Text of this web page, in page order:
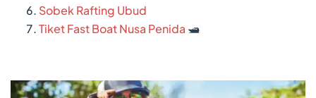
Sobek Rafting Ubud
Tiket Fast Boat Nusa Penida 🛥️